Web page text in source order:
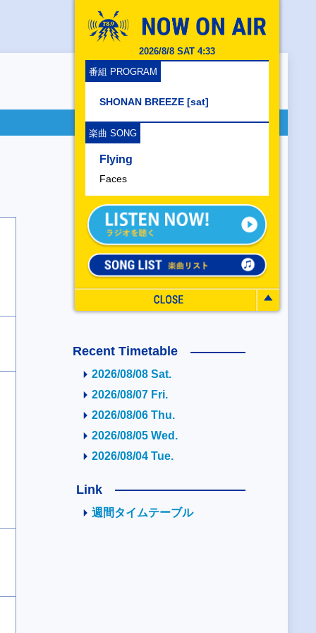
2026/8/8 SAT 4:33
番組 PROGRAM
SHONAN BREEZE [sat]
楽曲 SONG
Flying
Faces
Recent Timetable
2026/08/08 Sat.
2026/08/07 Fri.
2026/08/06 Thu.
2026/08/05 Wed.
2026/08/04 Tue.
Link
週間タイムテーブル